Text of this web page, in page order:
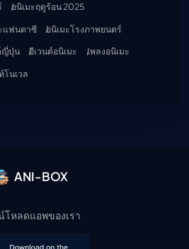
อนิเมะฤดูร้อน 2025
แฟนตาซี
อนิเมะโรงภาพยนตร์
ญี่ปุ่น อีเวนต์อนิเมะ
เพลงอนิเมะ
โนเวล
ANI-BOX
โหลดแอพของเรา